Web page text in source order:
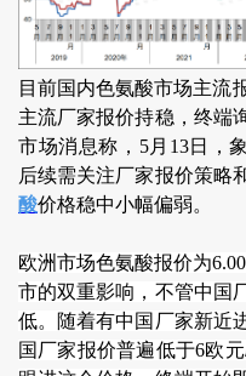
目前国内色氨酸市场主流
主流厂家报价持稳，终端
市场消息称，5月13日，
后续需关注厂家报价策略
酸价格稳中小幅偏弱。
欧洲市场色氨酸报价为
市的双重影响，不管中国
低。随着有中国厂家新近
国厂家报价普遍低于6欧